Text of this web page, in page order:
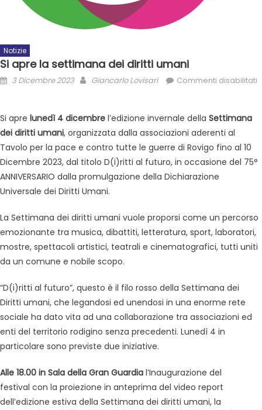
Notizie
Si apre la settimana dei diritti umani
3 Dicembre 2023 Giancarlo Lovisari Commenti disabilitati
Si apre lunedì 4 dicembre l’edizione invernale della Settimana
dei diritti umani, organizzata dalla associazioni aderenti al
Tavolo per la pace e contro tutte le guerre di Rovigo fino al 10
Dicembre 2023, dal titolo D(i)ritti al futuro, in occasione del 75°
ANNIVERSARIO dalla promulgazione della Dichiarazione
Universale dei Diritti Umani.
La Settimana dei diritti umani vuole proporsi come un percorso
emozionante tra musica, dibattiti, letteratura, sport, laboratori,
mostre, spettacoli artistici, teatrali e cinematografici, tutti uniti
da un comune e nobile scopo.
“D(i)ritti al futuro”, questo è il filo rosso della Settimana dei
Diritti umani, che legandosi ed unendosi in una enorme rete
sociale ha dato vita ad una collaborazione tra associazioni ed
enti del territorio rodigino senza precedenti. Lunedì 4 in
particolare sono previste due iniziative.
Alle 18.00 in Sala della Gran Guardia l’Inaugurazione del
festival con la proiezione in anteprima del video report
dell’edizione estiva della Settimana dei diritti umani, la